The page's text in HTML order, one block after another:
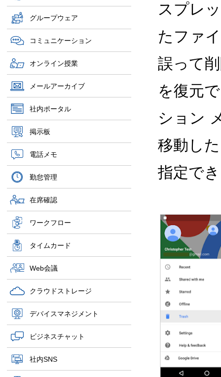
グループウェア
コミュニケーション
オンライン授業
メールアーカイブ
社内ポータル
掲示板
電話メモ
勤怠管理
在席確認
ワークフロー
タイムカード
Web会議
クラウドストレージ
デバイスマネジメント
ビジネスチャット
社内SNS
スプレ
たファ
誤って
を復元
ション
移動し
指定で